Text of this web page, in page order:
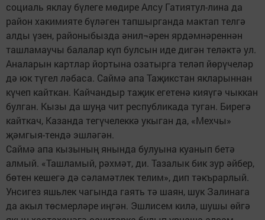
социаль яклау бүлеге мөдире Алсу Гатиятул-лина да
район хакимияте бүләген тапшырганда мактап телгә
алды үзен, районыбызда әнил¬әрен ярдәмнәреннән
ташламаучы балалар күп булсын иде дигән теләктә ул.
Аналарын картлар йортына озатырга теләп йөрүчеләр
дә юк түгел ләбаса. Саймә апа Таҗикстан якларыннан
күчеп кайткан. Кайчандыр таҗик егетенә кияүгә чыккан
булган. Кызы да шуңа чит республикада туган. Бирегә
кайткач, Казанда тегүчелеккә укыган да, «Мехчы»
җәмгыя-тендә эшләгән.
Саймә апа кызының янында булуына куанып бетә
алмый. «Ташламый, рәхмәт, ди. Тазалык бик зур әйбер,
бөтен кешегә дә сәламәтлек телим», дип тәкърарлый.
Унсигез яшьлек чагында гаять тә шаян, шук Залинага
да акыл төсмерләре иңгән. Эшлисем килә, шушы өйгә